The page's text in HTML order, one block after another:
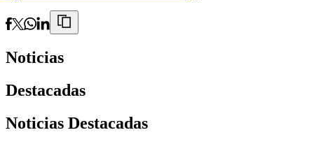
Noticias
Destacadas
Noticias Destacadas